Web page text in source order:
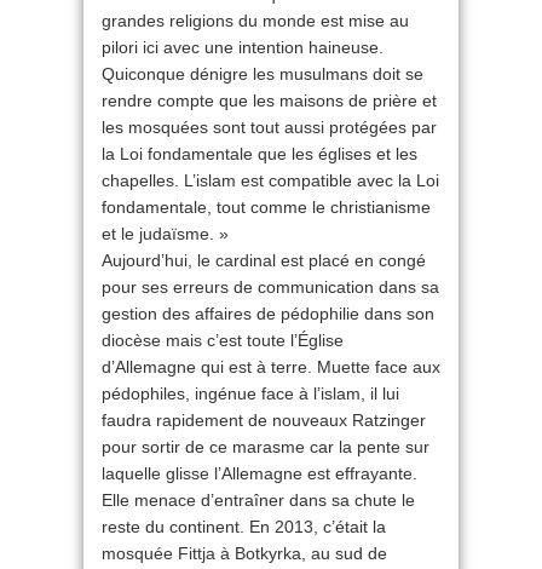
grandes religions du monde est mise au
pilori ici avec une intention haineuse.
Quiconque dénigre les musulmans doit se
rendre compte que les maisons de prière et
les mosquées sont tout aussi protégées par
la Loi fondamentale que les églises et les
chapelles. L’islam est compatible avec la Loi
fondamentale, tout comme le christianisme
et le judaïsme. »
Aujourd’hui, le cardinal est placé en congé
pour ses erreurs de communication dans sa
gestion des affaires de pédophilie dans son
diocèse mais c’est toute l’Église
d’Allemagne qui est à terre. Muette face aux
pédophiles, ingénue face à l’islam, il lui
faudra rapidement de nouveaux Ratzinger
pour sortir de ce marasme car la pente sur
laquelle glisse l’Allemagne est effrayante.
Elle menace d’entraîner dans sa chute le
reste du continent. En 2013, c’était la
mosquée Fittja à Botkyrka, au sud de